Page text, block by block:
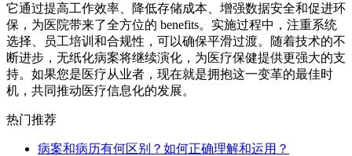
它通过提高工作效率、降低存储成本、增强数据安全和促进环
保，为医院带来了全方位的 benefits。实施过程中，注重系统
选择、员工培训和合规性，可以确保平滑过渡。随着技术的不
断进步，无纸化病案将继续演化，为医疗保健提供更强大的支
持。如果您是医疗从业者，现在就是拥抱这一变革的最佳时
机，共同推动医疗信息化的发展。
热门推荐
病案和病历有何区别？如何正确理解和运用？